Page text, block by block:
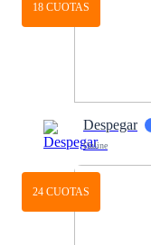
18 CUOTAS
Despegar
Online
24 CUOTAS